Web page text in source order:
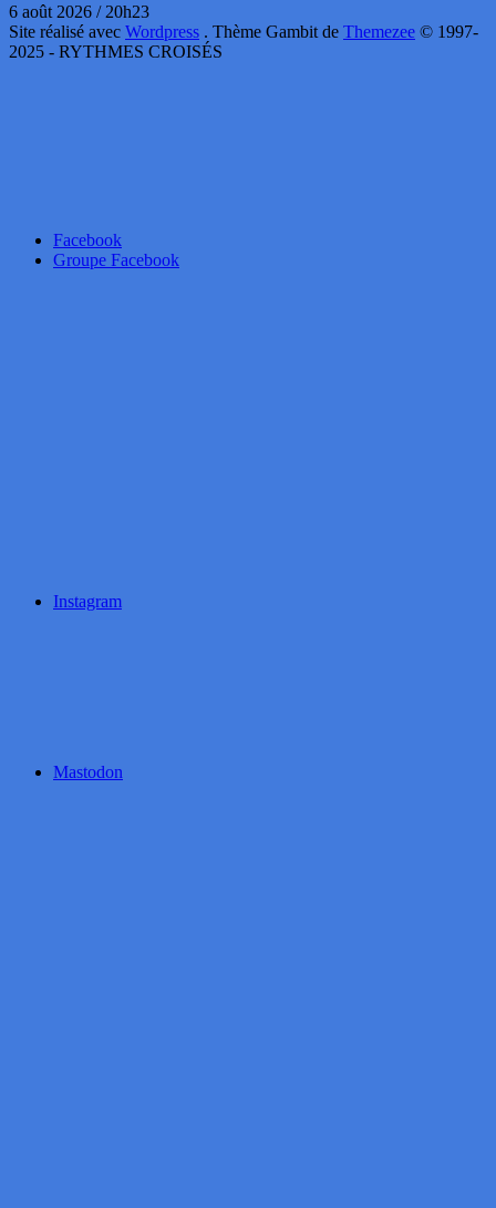
6 août 2026 / 20h23
Site réalisé avec Wordpress . Thème Gambit de Themezee © 1997-
2025 - RYTHMES CROISÉS
Facebook
Groupe Facebook
Instagram
Mastodon